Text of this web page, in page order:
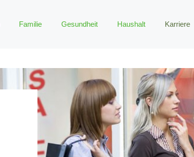
Familie Gesundheit Haushalt Karriere